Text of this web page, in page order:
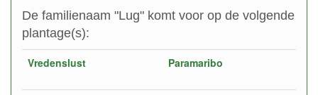
De familienaam "Lug" komt voor op de volgende
plantage(s):
Vredenslust Paramaribo